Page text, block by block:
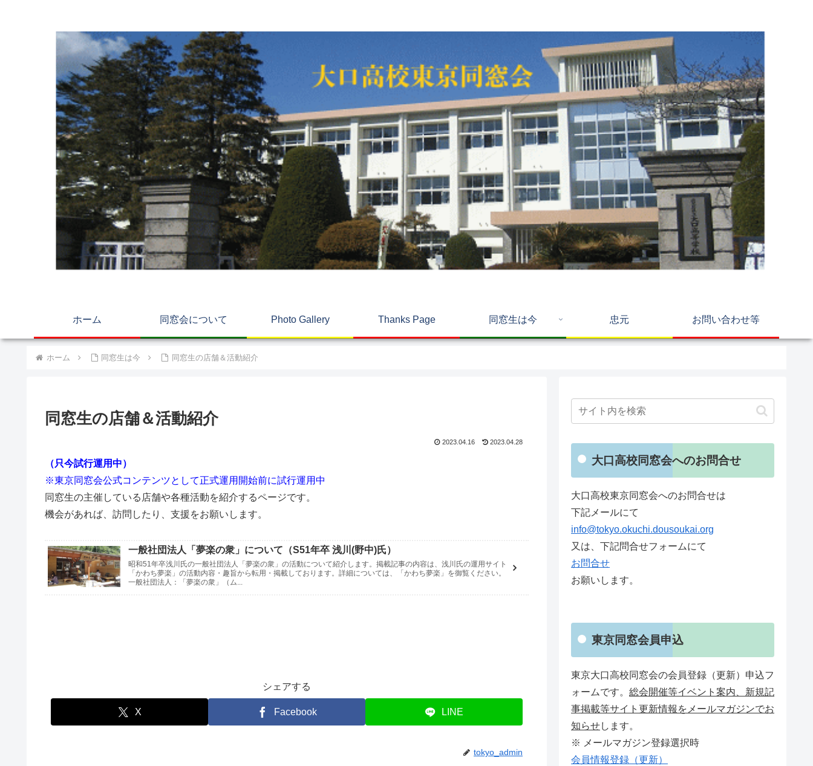
ホーム 同窓会について Photo Gallery Thanks Page 同窓生は今 忠元 お問い合わせ等
ホーム 同窓生は今 同窓生の店舗＆活動紹介
同窓生の店舗＆活動紹介
2023.04.16 2023.04.28
（只今試行運用中）
※東京同窓会公式コンテンツとして正式運用開始前に試行運用中
同窓生の主催している店舗や各種活動を紹介するページです。
機会があれば、訪問したり、支援をお願いします。
一般社団法人「夢楽の衆」について（S51年卒 浅川(野中)氏）
昭和51年卒浅川氏の一般社団法人「夢楽の衆」の活動について紹介します。掲載記事の内容は、浅川氏の運用サイト
「かわち夢楽」の活動内容・趣旨から転用・掲載しております。詳細については、「かわち夢楽」を御覧ください。
一般社団法人：「夢楽の衆」（ム...
シェアする
X Facebook LINE
tokyo_admin
大口高校同窓会へのお問合せ
大口高校東京同窓会へのお問合せは
下記メールにて
info@tokyo.okuchi.dousoukai.org
又は、下記問合せフォームにて
お問合せ
お願いします。
東京同窓会員申込
東京大口高校同窓会の会員登録（更新）申込フ
ォームです。 総会開催等イベント案内、新規記
事掲載等サイト更新情報をメールマガジンでお
知らせします。
※ メールマガジン登録選択時
会員情報登録（更新）